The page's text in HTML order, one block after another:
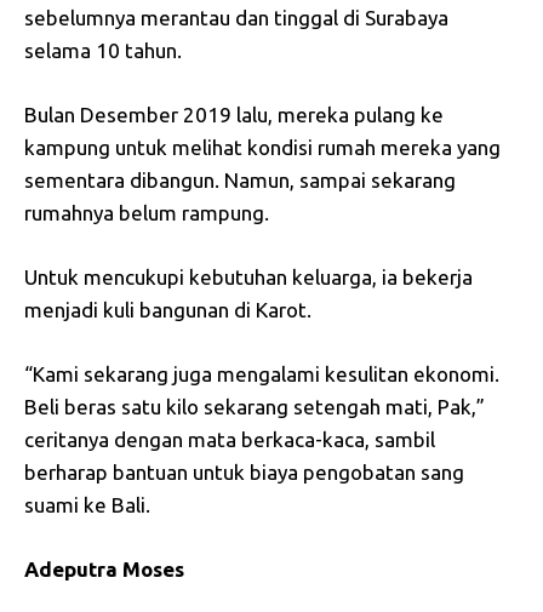
sebelumnya merantau dan tinggal di Surabaya
selama 10 tahun.
Bulan Desember 2019 lalu, mereka pulang ke
kampung untuk melihat kondisi rumah mereka yang
sementara dibangun. Namun, sampai sekarang
rumahnya belum rampung.
Untuk mencukupi kebutuhan keluarga, ia bekerja
menjadi kuli bangunan di Karot.
“Kami sekarang juga mengalami kesulitan ekonomi.
Beli beras satu kilo sekarang setengah mati, Pak,”
ceritanya dengan mata berkaca-kaca, sambil
berharap bantuan untuk biaya pengobatan sang
suami ke Bali.
Adeputra Moses